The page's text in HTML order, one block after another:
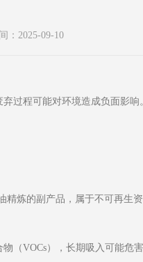
：2025-09-10
过程可能对环境造成负面影
精炼的副产品，属于不可再生资
（VOCs），长期吸入可能危